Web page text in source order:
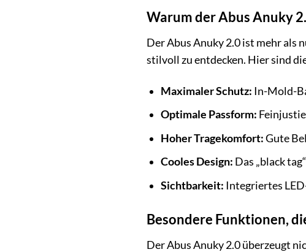
Warum der Abus Anuky
Der Abus Anuky 2.0 ist mehr als
stilvoll zu entdecken. Hier sind
Maximaler Schutz: In-Mold-
Optimale Passform:
Hoher Tragekomfort:Gute
Cooles Design: Das „black
Sichtbarkeit: Integriertes
Besondere Funktionen,
Der Abus Anuky 2.0 überzeugt